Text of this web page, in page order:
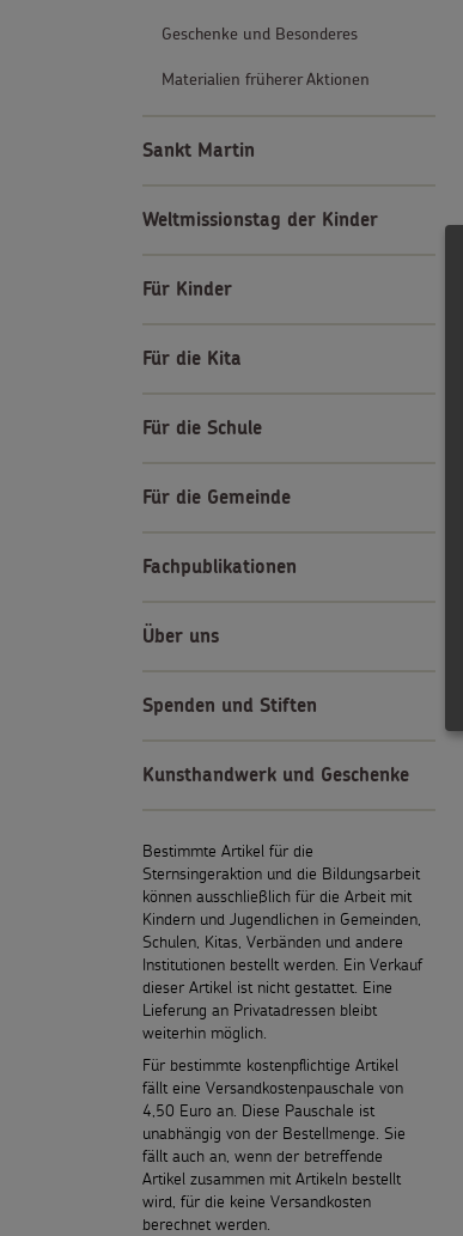
Geschenke und Besonderes
Materialien früherer Aktionen
Sankt Martin
Weltmissionstag der Kinder
Für Kinder
Für die Kita
Für die Schule
Für die Gemeinde
Fachpublikationen
Über uns
Spenden und Stiften
Kunsthandwerk und Geschenke
Bestimmte Artikel für die
Sternsingeraktion und die Bildungsarbeit
können ausschließlich für die Arbeit mit
Kindern und Jugendlichen in Gemeinden,
Schulen, Kitas, Verbänden und andere
Institutionen bestellt werden. Ein Verkauf
dieser Artikel ist nicht gestattet. Eine
Lieferung an Privatadressen bleibt
weiterhin möglich.
Für bestimmte kostenpflichtige Artikel
fällt eine Versandkostenpauschale von
4,50 Euro an. Diese Pauschale ist
unabhängig von der Bestellmenge. Sie
fällt auch an, wenn der betreffende
Artikel zusammen mit Artikeln bestellt
wird, für die keine Versandkosten
berechnet werden.